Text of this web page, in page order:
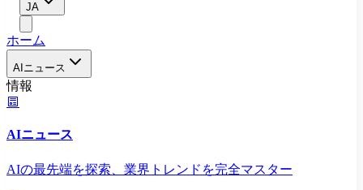
JA
ホーム
AIニュース
情報
AIニュース
AIの最先端を探索、業界トレンドを完全マスター